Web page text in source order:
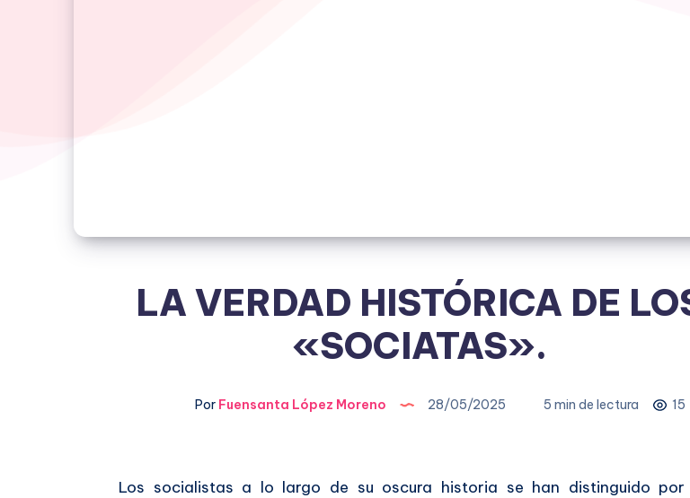
LA VERDAD HISTÓRICA DE
«SOCIATAS».
PorFuensanta López Moreno 28/05/2025 5 min de lectura 15
Compartir
Los socialistas a lo largo de su oscura historia se han distinguido por